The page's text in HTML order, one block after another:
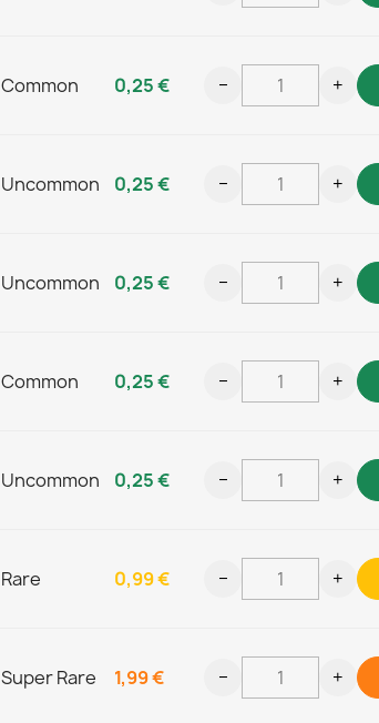
Common 0,25 € − +
Uncommon 0,25 € − +
Uncommon 0,25 € − +
Common 0,25 € − +
Uncommon 0,25 € − +
Rare 0,99 € − +
Super Rare 1,99 € − +